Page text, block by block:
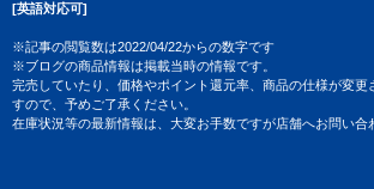
[英語対応可]
※記事の閲覧数は2022/04/22からの数字です
※ブログの商品情報は掲載当時の情報です。
完売していたり、価格やポイント還元率、商品の仕様が変更
すので、予めご了承ください。
在庫状況等の最新情報は、大変お手数ですが店舗へお問い合